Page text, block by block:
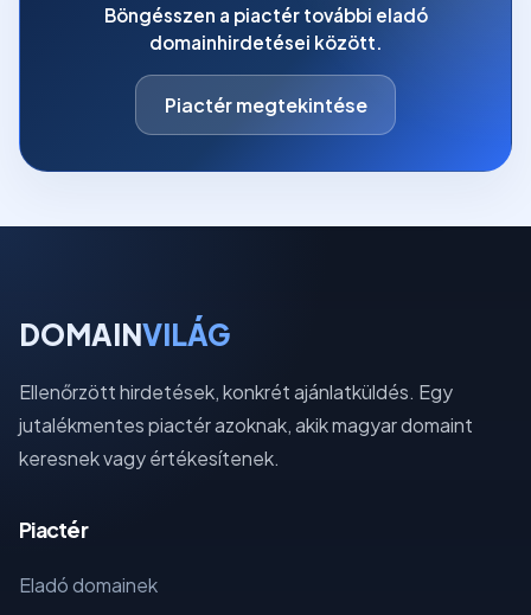
Böngésszen a piactér további eladó
domainhirdetései között.
Piactér megtekintése
DOMAINVILÁG
Ellenőrzött hirdetések, konkrét ajánlatküldés. Egy
jutalékmentes piactér azoknak, akik magyar domaint
keresnek vagy értékesítenek.
Piactér
Eladó domainek